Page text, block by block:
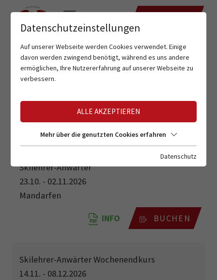
SKILEHRER-ANWÄRTER
Skilehrer-Anwärter
23.10. - 02.11.2026
Mandarfen
INFO BUCHEN
Skilehrer-Anwärter Wochenendkurs
14.11. - 08.12.2026
Datenschutzeinstellungen
Auf unserer Webseite werden Cookies verwendet. Einige
davon werden zwingend benötigt, während es uns andere
ermöglichen, Ihre Nutzererfahrung auf unserer Webseite zu
verbessern.
ALLE AKZEPTIEREN
Mehr über die genutzten Cookies erfahren
Datenschutz